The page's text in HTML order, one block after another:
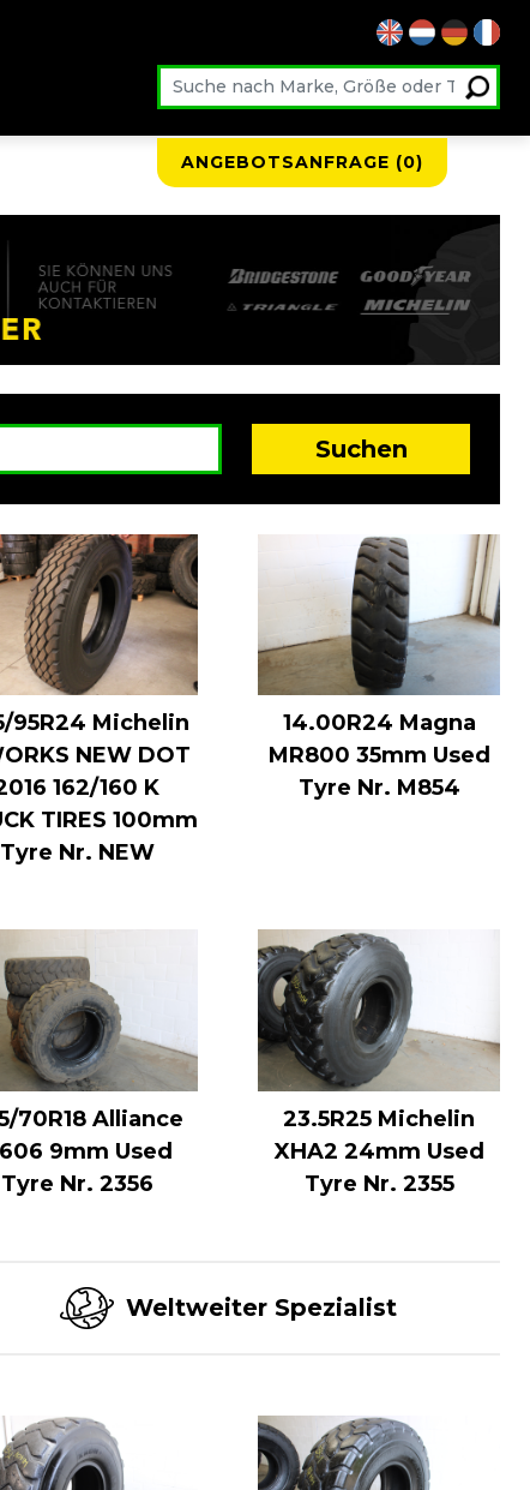
ANGEBOTSANFRAGE (0)
95R24 Michelin
NEW DOT
162/160 K
TIRES 100mm
Tyre Nr. NEW
14.00R24 Magna
MR800 35mm Used
Tyre Nr. M854
70R18 Alliance
9mm Used
Tyre Nr. 2356
23.5R25 Michelin
XHA2 24mm Used
Tyre Nr. 2355
Weltweiter Spezialist